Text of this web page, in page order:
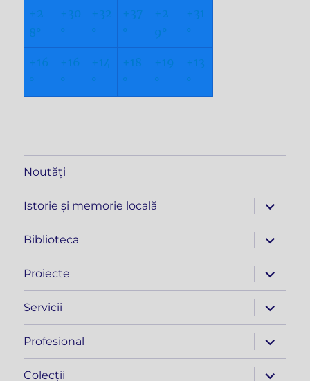
+2
8°
+ 30
°
+ 32
°
+ 37
°
+2
9°
+ 31
°
+16
°
+16
°
+14
°
+18
°
+19
°
+13
°
Noutăți
Istorie și memorie locală
extinde
meniul
copil
Biblioteca
extinde
meniul
copil
Proiecte
extinde
meniul
copil
Servicii
extinde
meniul
copil
Profesional
extinde
meniul
copil
Colecții
extinde